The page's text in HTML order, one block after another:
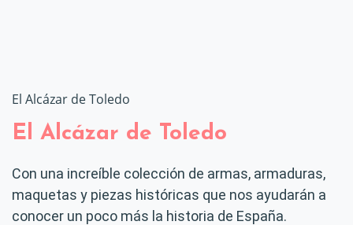
El Alcázar de Toledo
El Alcázar de Toledo
Con una increíble colección de armas, armaduras,
maquetas y piezas históricas que nos ayudarán a
conocer un poco más la historia de España.